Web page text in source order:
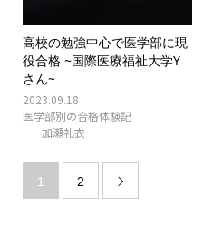
高校の勉強中心で医学部に現
役合格 ~国際医療福祉大学Y
さん~
2023.09.18
医学部別の合格体験記
加瀬礼衣
1 2 